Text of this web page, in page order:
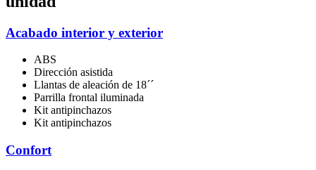
Acabado interior y exterior
ABS
Dirección asistida
Llantas de aleación de 18´´
Parrilla frontal iluminada
Kit antipinchazos
Kit antipinchazos
Confort